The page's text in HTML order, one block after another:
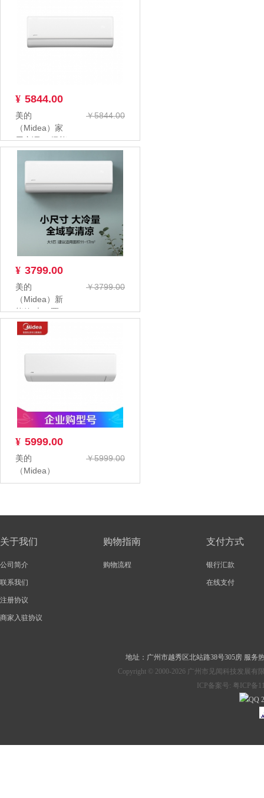
¥ 5844.00
￥5844.00
美的
（Midea）家
用空调 一级能
效 智能家电
变频冷暖
¥ 3799.00
￥3799.00
美的
（Midea）新
能效 大一匹
KFR-
26GW/G2-1
¥ 5999.00
￥5999.00
美的
（Midea）
KFR-
关于我们
公司简介
联系我们
注册协议
商家入驻协议
购物指南
购物流程
支付方式
银行汇款
在线支付
地址： 广州市越秀区北站路38号305房 服务
Copyright © 2000-2026 广州市见闻科技发展
ICP备案号: 粤ICP备